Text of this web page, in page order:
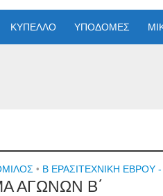
ΚΥΠΕΛΛΟ ΥΠΟΔΟΜΕΣ
• Β ΕΡΑΣΙΤΕΧΝΙΚΉ ΈΒΡΟΥ
ΑΓΩΝΩΝ Β΄